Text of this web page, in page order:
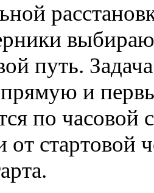
путь.
и
по часовой
от стартовой